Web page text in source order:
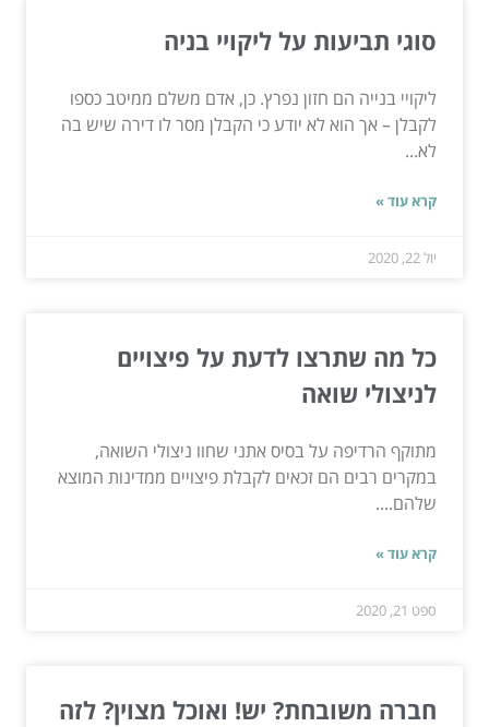
סוגי תביעות על ליקויי בניה
ליקויי בנייה הם חזון נפרץ. כן, אדם משלם ממיטב כספו
לקבלן – אך הוא לא יודע כי הקבלן מסר לו דירה שיש בה
לא...
קרא עוד »
יול 22, 2020
כל מה שתרצו לדעת על פיצויים
לניצולי שואה
מתוקף הרדיפה על בסיס אתני שחוו ניצולי השואה,
במקרים רבים הם זכאים לקבלת פיצויים ממדינות המוצא
שלהם....
קרא עוד »
ספט 21, 2020
חברה משובחת? יש! ואוכל מצוין? לזה